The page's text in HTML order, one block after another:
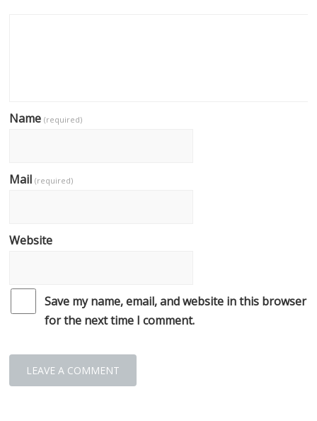
Name(required)
Mail(required)
Website
Save my name, email, and website in this browser
for the next time I comment.